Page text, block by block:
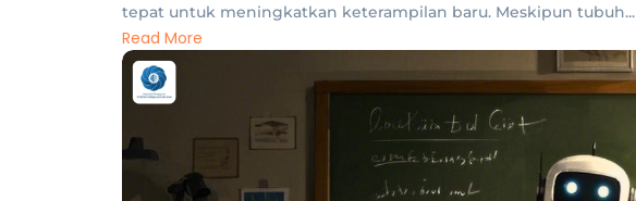
tepat untuk meningkatkan keterampilan baru. Meskipun tubuh...
Read More